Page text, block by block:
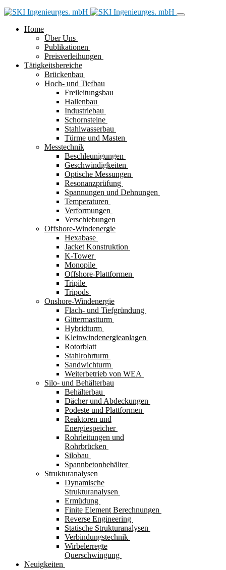
Home
Über Uns
Publikationen
Preisverleihungen
Tätigkeitsbereiche
Brückenbau
Hoch- und Tiefbau
Freileitungsbau
Hallenbau
Industriebau
Schornsteine
Stahlwasserbau
Türme und Masten
Messtechnik
Beschleunigungen
Geschwindigkeiten
Optische Messungen
Resonanzprüfung
Spannungen und Dehnungen
Temperaturen
Verformungen
Verschiebungen
Offshore-Windenergie
Hexabase
Jacket Konstruktion
K-Tower
Monopile
Offshore-Plattformen
Tripile
Tripods
Onshore-Windenergie
Flach- und Tiefgründung
Gittermastturm
Hybridturm
Kleinwindenergieanlagen
Rotorblatt
Stahlrohrturm
Sandwichturm
Weiterbetrieb von WEA
Silo- und Behälterbau
Behälterbau
Dächer und Abdeckungen
Podeste und Plattformen
Reaktoren und
Energiespeicher
Rohrleitungen und
Rohrbrücken
Silobau
Spannbetonbehälter
Strukturanalysen
Dynamische
Strukturanalysen
Ermüdung
Finite Element Berechnungen
Reverse Engineering
Statische Strukturanalysen
Verbindungstechnik
Wirbelerregte
Querschwingung
Neuigkeiten